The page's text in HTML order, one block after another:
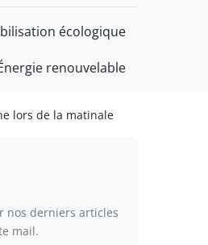
écologique
renouvelable
lors de la matinale
nos derniers articles
mail.